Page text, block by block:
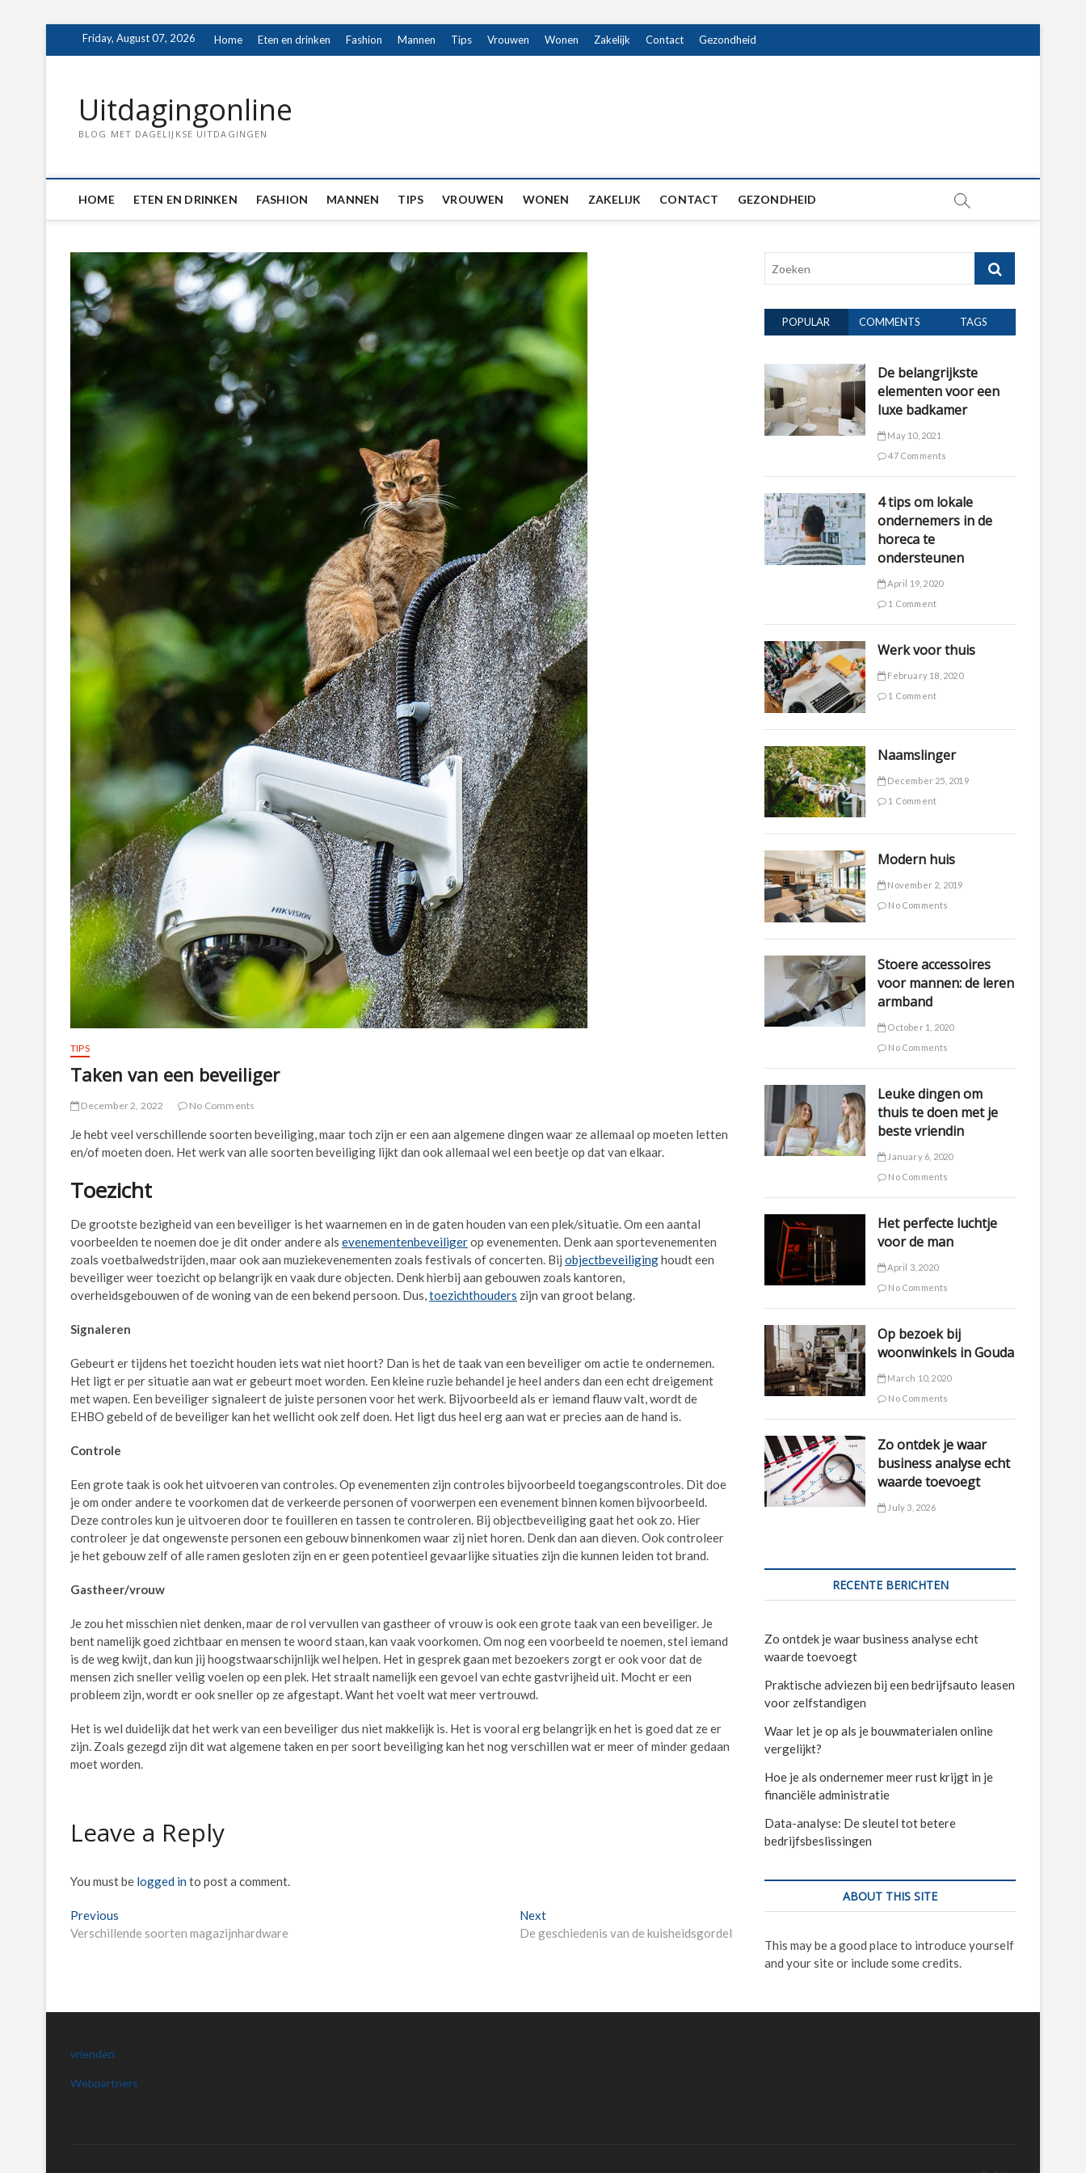
Friday, August 07, 2026 Home Eten en drinken Fashion Mannen Tips Vrouwen Wonen Zakelijk Contact Gezondheid
Uitdagingonline
BLOG MET DAGELIJKSE UITDAGINGEN
HOME ETEN EN DRINKEN FASHION MANNEN TIPS VROUWEN WONEN ZAKELIJK CONTACT GEZONDHEID
TIPS
Taken van een beveiliger
December 2, 2022 No Comments
Je hebt veel verschillende soorten beveiliging, maar toch zijn er een aan algemene dingen waar ze allemaal op moeten letten
en/of moeten doen. Het werk van alle soorten beveiliging lijkt dan ook allemaal wel een beetje op dat van elkaar.
Toezicht
De grootste bezigheid van een beveiliger is het waarnemen en in de gaten houden van een plek/situatie. Om een aantal
voorbeelden te noemen doe je dit onder andere als evenementenbeveiligerop evenementen. Denk aan sportevenementen
zoals voetbalwedstrijden, maar ook aan muziekevenementen zoals festivals of concerten. Bij objectbeveiliginghoudt een
beveiliger weer toezicht op belangrijk en vaak dure objecten. Denk hierbij aan gebouwen zoals kantoren,
overheidsgebouwen of de woning van de een bekend persoon. Dus,toezichthouders zijn van groot belang.
Signaleren
Gebeurt er tijdens het toezicht houden iets wat niet hoort? Dan is het de taak van een beveiliger om actie te ondernemen.
Het ligt er per situatie aan wat er gebeurt moet worden. Een kleine ruzie behandel je heel anders dan een echt dreigement
met wapen. Een beveiliger signaleert de juiste personen voor het werk. Bijvoorbeeld als er iemand flauw valt, wordt de
EHBO gebeld of de beveiliger kan het wellicht ook zelf doen. Het ligt dus heel erg aan wat er precies aan de hand is.
Controle
Een grote taak is ook het uitvoeren van controles. Op evenementen zijn controles bijvoorbeeld toegangscontroles. Dit doe
je om onder andere te voorkomen dat de verkeerde personen of voorwerpen een evenement binnen komen bijvoorbeeld.
Deze controles kun je uitvoeren door te fouilleren en tassen te controleren. Bij objectbeveiliging gaat het ook zo. Hier
controleer je dat ongewenste personen een gebouw binnenkomen waar zij niet horen. Denk dan aan dieven. Ook controleer
je het gebouw zelf of alle ramen gesloten zijn en er geen potentieel gevaarlijke situaties zijn die kunnen leiden tot brand.
Gastheer/vrouw
Je zou het misschien niet denken, maar de rol vervullen van gastheer of vrouw is ook een grote taak van een beveiliger. Je
bent namelijk goed zichtbaar en mensen te woord staan, kan vaak voorkomen. Om nog een voorbeeld te noemen, stel iemand
is de weg kwijt, dan kun jij hoogstwaarschijnlijk wel helpen. Het in gesprek gaan met bezoekers zorgt er ook voor dat de
mensen zich sneller veilig voelen op een plek. Het straalt namelijk een gevoel van echte gastvrijheid uit. Mocht er een
probleem zijn, wordt er ook sneller op ze afgestapt. Want het voelt wat meer vertrouwd.
Het is wel duidelijk dat het werk van een beveiliger dus niet makkelijk is. Het is vooral erg belangrijk en het is goed dat ze er
zijn. Zoals gezegd zijn dit wat algemene taken en per soort beveiliging kan het nog verschillen wat er meer of minder gedaan
moet worden.
Leave a Reply
You must be logged in to post a comment.
Post
navigation
Previous
post:
Verschillende soorten magazijnhardware
NextNext
post:
De geschiedenis van de kuisheidsgordel
Zoeken
POPULAR COMMENTS TAGS
De belangrijkste
elementen voor een
luxe badkamer
May 10, 2021
47 Comments
4 tips om lokale
ondernemers in de
horeca te
ondersteunen
April 19, 2020
1 Comment
Werk voor thuis
February 18, 2020
1 Comment
Naamslinger
December 25, 2019
1 Comment
Modern huis
November 2, 2019
No Comments
Stoere accessoires
voor mannen: de leren
armband
October 1, 2020
No Comments
Leuke dingen om
thuis te doen met je
beste vriendin
January 6, 2020
No Comments
Het perfecte luchtje
voor de man
April 3, 2020
No Comments
Op bezoek bij
woonwinkels in Gouda
March 10, 2020
No Comments
Zo ontdek je waar
business analyse echt
waarde toevoegt
July 3, 2026
RECENTE BERICHTEN
Zo ontdek je waar business analyse echt
waarde toevoegt
Praktische adviezen bij een bedrijfsauto leasen
voor zelfstandigen
Waar let je op als je bouwmaterialen online
vergelijkt?
Hoe je als ondernemer meer rust krijgt in je
financiële administratie
Data-analyse: De sleutel tot betere
bedrijfsbeslissingen
ABOUT THIS SITE
This may be a good place to introduce yourself
and your site or include some credits.
vrienden
Webpartners